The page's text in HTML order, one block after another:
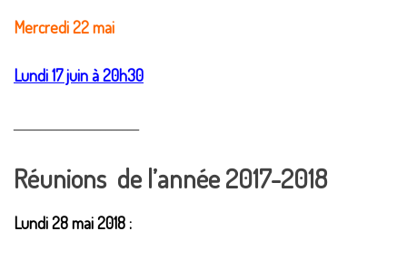
Mercredi 22 mai
Lundi 17 juinà 20h30
Réunions de l’année 2017-2018
Lundi 28 mai 2018 :